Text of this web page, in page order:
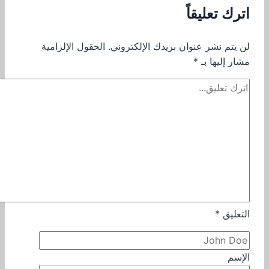
اترك تعليقاً
لن يتم نشر عنوان بريدك الإلكتروني. الحقول الإلزامية
مشار إليها بـ *
التعليق *
الإسم